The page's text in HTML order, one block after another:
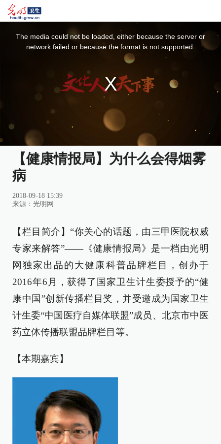
The media could not be loaded, either because the server or
network failed or because the format is not supported.
【健康情报局】为什么会得烟雾
病
2018-09-18 15:39
来源：光明网
【栏目简介】“你关心的话题，由三甲医院权威
专家来解答”——《健康情报局》是一档由光明
网独家出品的大健康科普品牌栏目，创办于
2016年6月，获得了国家卫生计生委授予的“健
康中国”创新传播栏目奖，并受邀成为国家卫生
计生委“中国医疗自媒体联盟”成员、北京市中医
药立体传播联盟品牌栏目等。
【本期嘉宾】